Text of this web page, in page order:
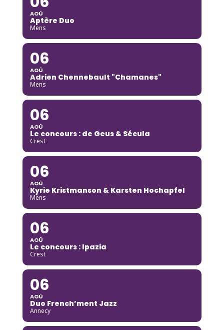
AOÛ
Aptère Duo
Mens
06
AOÛ
Adrien Chennebault "Chamanes"
Mens
06
AOÛ
Le concours : de Geus & Sécula
Crest
06
AOÛ
Kyrie Kristmanson & Karsten Hochapfel
Mens
06
AOÛ
Le concours : Ipazia
Crest
06
AOÛ
Duo French’ment Jazz
Annecy